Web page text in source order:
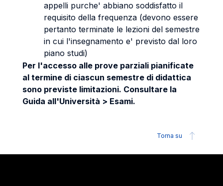
appelli purche' abbiano soddisfatto il
requisito della frequenza (devono essere
pertanto terminate le lezioni del semestre
in cui l'insegnamento e' previsto dal loro
piano studi)
Per l'accesso alle prove parziali pianificate
al termine di ciascun semestre di didattica
sono previste limitazioni. Consultare la
Guida all'Università > Esami.
Torna su